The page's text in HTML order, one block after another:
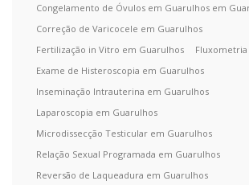
Congelamento de Óvulos em Guarulhos em
Correção de Varicocele em Guarulhos
Fertilização in Vitro em Guarulhos
Exame de Histeroscopia em Guarulhos
Inseminação Intrauterina em Guarulhos
Laparoscopia em Guarulhos
Microdissecção Testicular em Guarulhos
Relação Sexual Programada em Guarulhos
Reversão de Laqueadura em Guarulhos